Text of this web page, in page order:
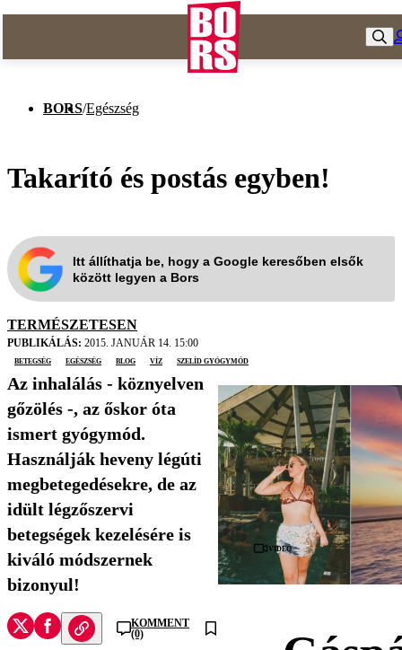
BORS/Egészség
Takarító és postás egyben!
Itt állíthatja be, hogy a Google keresőben elsők
között legyen a Bors
TERMÉSZETESEN
PUBLIKÁLÁS: 2015. JANUÁR 14. 15:00
betegség
egészség blog víz szelíd gyógymód
Az inhalálás - köznyelven
gőzölés -, az őskor óta
ismert gyógymód.
Használják heveny légúti
megbetegedésekre, de az
idült légzőszervi
betegségek kezelésére is
kiváló módszernek
bizonyul!
KOMMENT
(0)
Videó